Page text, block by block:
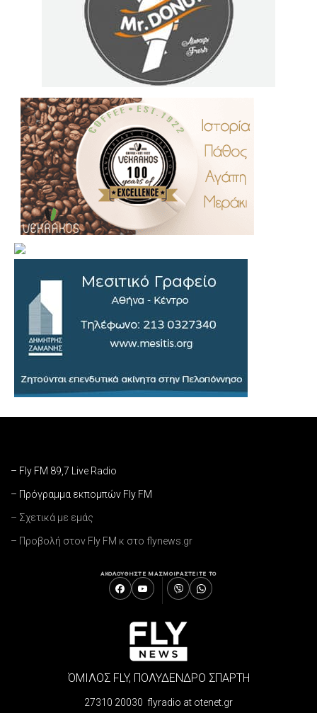
– Fly FM 89,7 Live Radio
– Πρόγραμμα εκπομπών Fly FM
– Σχετικά με εμάς
– Προβολή στον Fly FM κ στο flynews.gr
ΑΚΟΛΟΥΘΗΣΤΕ ΜΑΣΜΟΙΡΑΣΤΕΙΤΕ ΤΟ
ΌΜΙΛΟΣ FLY, ΠΟΛΥΔΕΝΔΡΟ ΣΠΑΡΤΗ
27310 20030 flyradio at otenet.gr